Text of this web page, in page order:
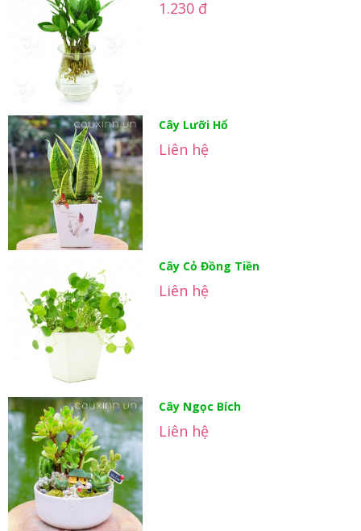
1.230 đ
Cây Lưỡi Hổ
Liên hệ
Cây Cỏ Đồng Tiền
Liên hệ
Cây Ngọc Bích
Liên hệ